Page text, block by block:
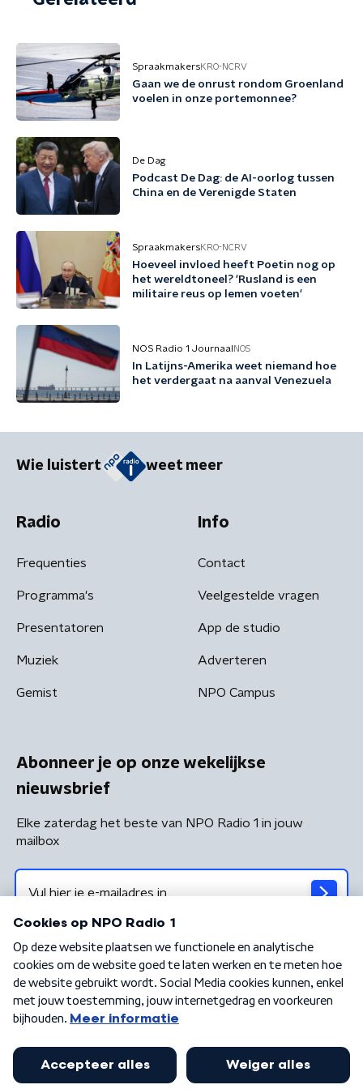
SpraakmakersKRO-NCRV
Gaan we de onrust rondom Groenland
voelen in onze portemonnee?
De Dag
Podcast De Dag: de AI-oorlog tussen
China en de Verenigde Staten
SpraakmakersKRO-NCRV
Hoeveel invloed heeft Poetin nog op
het wereldtoneel? 'Rusland is een
militaire reus op lemen voeten'
NOS Radio 1 Journaal NOS
In Latijns-Amerika weet niemand hoe
het verdergaat na aanval Venezuela
Wie luistert weet meer
Radio
Frequenties
Programma's
Presentatoren
Muziek
Gemist
Info
Contact
Veelgestelde vragen
App de studio
Adverteren
NPO Campus
Abonneer je op onze wekelijkse
nieuwsbrief
Elke zaterdag het beste van NPO Radio 1 in jouw
mailbox
Algemene voorwaarden